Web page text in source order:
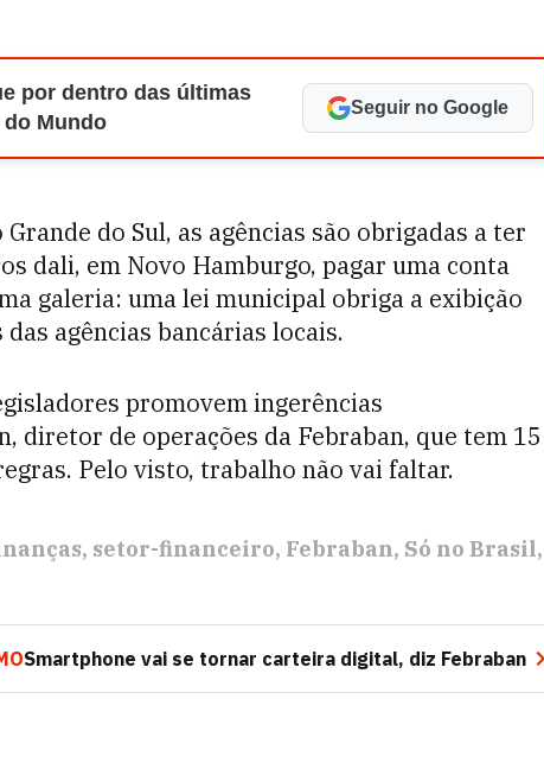
por dentro das últimas
Mundo
Seguir no Google
do Sul, as agências são obrigadas a ter
dali, em Novo Hamburgo, pagar uma conta
galeria: uma lei municipal obriga a exibição
agências bancárias locais.
promovem ingerências
diretor de operações da Febraban, que tem 15
Pelo visto, trabalho não vai faltar.
setor-financeiro Febraban Só no Brasil
Smartphone vai se tornar carteira digital, diz Febraban